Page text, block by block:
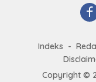
Indeks
Copyright ©